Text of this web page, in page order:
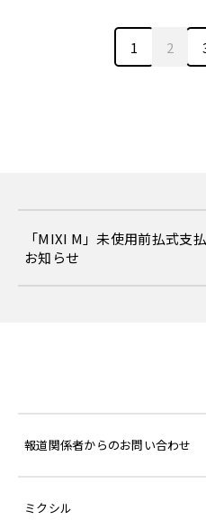
1 2
「MIXI M」未使用前払式支
お知らせ
報道関係者からのお問い合わせ
ミクシル